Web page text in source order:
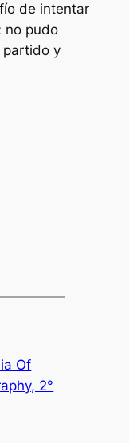
de intentar
no pudo
partido y
Of
2°